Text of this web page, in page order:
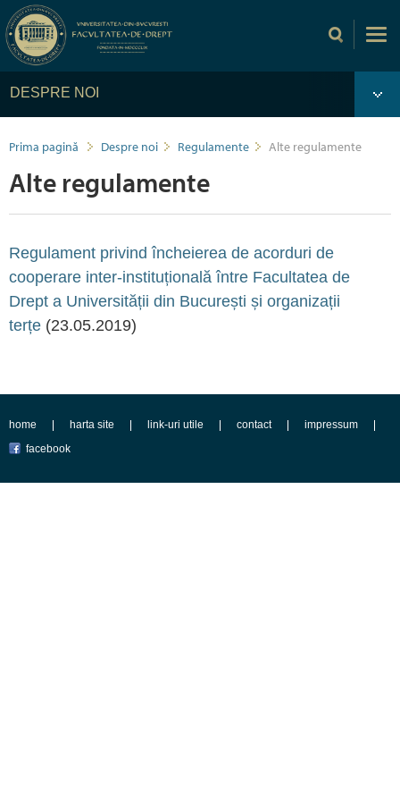
DESPRE NOI
Prima pagină Despre noi Regulamente Alte regulamente
Alte regulamente
Regulament privind încheierea de acorduri de
cooperare inter-instituțională între Facultatea de
Drept a Universității din București și organizații
terțe (23.05.2019)
home harta site link-uri utile contact
impressum
facebook